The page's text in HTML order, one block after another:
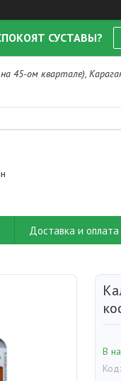
СУСТАВЫ?
45-ом квартале),
Доставка и оплата
В
Код: